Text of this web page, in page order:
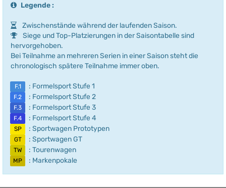
Legende :
Zwischenstände während der laufenden Saison.
Siege und Top-Platzierungen in der Saisontabelle sind
hervorgehoben.
Bei Teilnahme an mehreren Serien in einer Saison steht die
chronologisch spätere Teilnahme immer oben.
F.1 : Formelsport Stufe 1
F.2 : Formelsport Stufe 2
F.3 : Formelsport Stufe 3
F.4 : Formelsport Stufe 4
SP : Sportwagen Prototypen
GT : Sportwagen GT
TW : Tourenwagen
MP : Markenpokale